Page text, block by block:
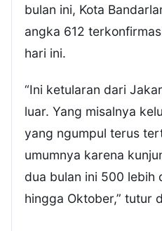
bulan ini, Kota
angka 612
hari ini.
“Ini ketularan dari
luar. Yang misalnya
yang ngumpul terus
umumnya karena
dua bulan ini 500 lebih
hingga Oktober,” tutur